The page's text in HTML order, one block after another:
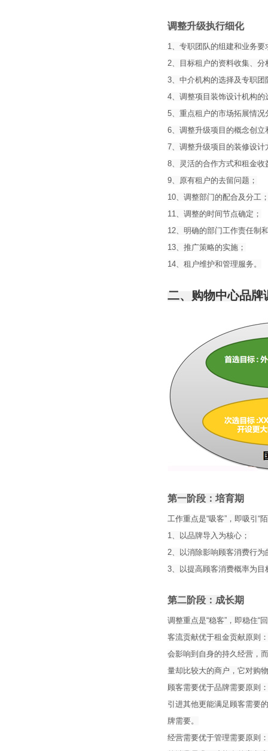
调整升级执行细化
1、专职团队的组建和业务要
2、目标租户的资料收集、分
3、中介机构的选择及专职团
4、调整项目装饰设计机构的
5、重点租户的市场拓展情
6、调整升级项目的概念创
7、调整升级项目的装修设
8、灵活的合作方式和租金收
9、原有租户的去留问题；
10、调整部门的配合及分工
11、调整的时间节点确定；
12、明确的部门工作责任制
13、推广策略的实施；
14、租户维护和管理服务。
二、购物中心品牌
第一阶段：培育期
工作重点是“吸客”，即吸引“
1、以品牌导入为核心；
2、以消除影响顾客消费行
3、以提高顾客消费概率为
第二阶段：成长期
调整重点是“稳客”，即稳住“
客流贡献优于租金贡献原则
会影响到自身的持久经营，
量却比较大的商户，它对购
顾客需要优于品牌需要原则
引进其他更能满足顾客需要
牌需要。
经营需要优于管理需要原则